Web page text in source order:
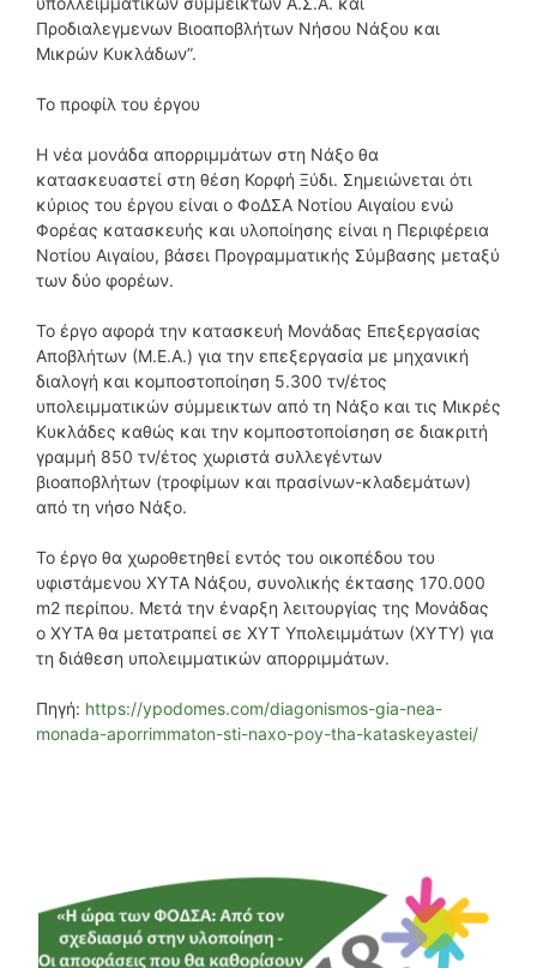
Προδιαλεγμενων Βιοαποβλήτων Νήσου Νάξου και
Μικρών Κυκλάδων”.
Το προφίλ του έργου
Η νέα μονάδα απορριμμάτων στη Νάξο θα
κατασκευαστεί στη θέση Κορφή Ξύδι. Σημειώνεται ότι
κύριος του έργου είναι ο ΦοΔΣΑ Νοτίου Αιγαίου ενώ
Φορέας κατασκευής και υλοποίησης είναι η Περιφέρεια
Νοτίου Αιγαίου, βάσει Προγραμματικής Σύμβασης μεταξύ
των δύο φορέων.
Το έργο αφορά την κατασκευή Μονάδας Επεξεργασίας
Αποβλήτων (Μ.Ε.Α.) για την επεξεργασία με μηχανική
διαλογή και κομποστοποίηση 5.300 τν/έτος
υπολειμματικών σύμμεικτων από τη Νάξο και τις Μικρές
Κυκλάδες καθώς και την κομποστοποίσηση σε διακριτή
γραμμή 850 τν/έτος χωριστά συλλεγέντων
βιοαποβλήτων (τροφίμων και πρασίνων-κλαδεμάτων)
από τη νήσο Νάξο.
Το έργο θα χωροθετηθεί εντός του οικοπέδου του
υφιστάμενου ΧΥΤΑ Νάξου, συνολικής έκτασης 170.000
m2 περίπου. Μετά την έναρξη λειτουργίας της Μονάδας
ο ΧΥΤΑ θα μετατραπεί σε ΧΥΤ Υπολειμμάτων (ΧΥΤΥ) για
τη διάθεση υπολειμματικών απορριμμάτων.
Πηγή: https://ypodomes.com/diagonismos-gia-nea-
monada-aporrimmaton-sti-naxo-poy-tha-kataskeyastei/